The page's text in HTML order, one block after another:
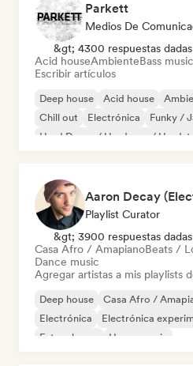
Parkett
Medios De
&gt; 4300 respuestas dadas
Acid houseAmbienteBass music
Escribir artículos
Deep house Acid house
Chill out
Electrónica
Funky /
Hard Dance / Hardcore /
Playlist Curator
&gt; 3900 respuestas dadas
Casa Afro / AmapianoBeats /
Dance music
Agregar artistas a mis playlists
Deep house Casa Afro /
Electrónica
Electrónica
Future house
House music